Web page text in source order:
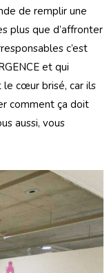
de remplir une
plus que d’affronter
c’est
et qui
le cœur brisé, car ils
comment ça doit
aussi, vous